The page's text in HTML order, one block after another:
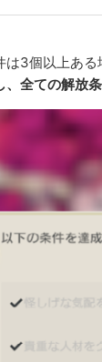
3個以上ある
全ての解放